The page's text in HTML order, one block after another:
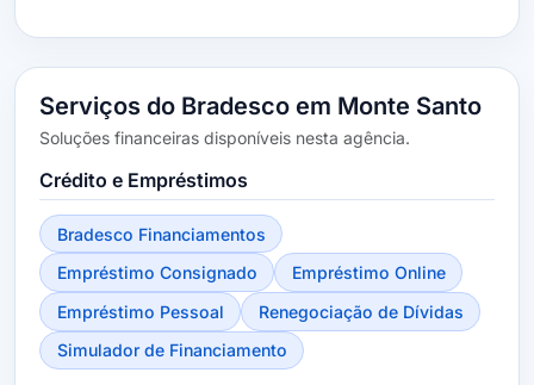
Serviços do Bradesco em Monte Santo
Soluções financeiras disponíveis nesta agência.
Crédito e Empréstimos
Bradesco Financiamentos
Empréstimo Consignado
Empréstimo Online
Empréstimo Pessoal
Renegociação de Dívidas
Simulador de Financiamento